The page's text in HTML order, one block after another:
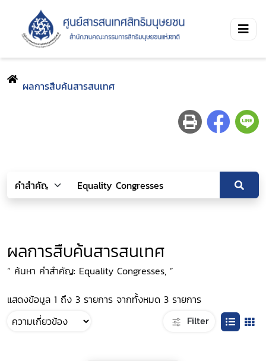
ผลการสืบค้นสารสนเทศ
ผลการสืบค้นสารสนเทศ
“ ค้นหา คำสำคัญ: Equality Congresses, ”
แสดงข้อมูล 1 ถึง 3 รายการ จากทั้งหมด 3 รายการ
Filter